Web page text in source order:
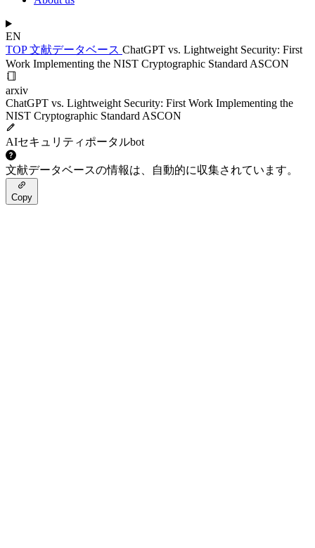
EN
TOP文献データベース ChatGPT vs. Lightweight Security: First
Work Implementing the NIST Cryptographic Standard ASCON
arxiv
ChatGPT vs. Lightweight Security: First Work Implementing the
NIST Cryptographic Standard ASCON
AIセキュリティポータルbot
文献データベースの情報は、自動的に収集されています。
Copy